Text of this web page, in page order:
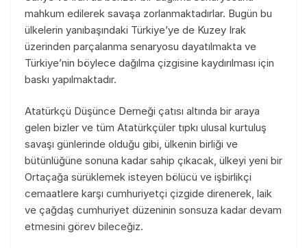
mahkum edilerek savaşa zorlanmaktadırlar. Bugün bu
ülkelerin yanıbaşındaki Türkiye’ye de Kuzey Irak
üzerinden parçalanma senaryosu dayatılmakta ve
Türkiye’nin böylece dağılma çizgisine kaydırılması için
baskı yapılmaktadır.
Atatürkçü Düşünce Derneği çatısı altında bir araya
gelen bizler ve tüm Atatürkçüler tıpkı ulusal kurtuluş
savaşı günlerinde olduğu gibi, ülkenin birliği ve
bütünlüğüne sonuna kadar sahip çıkacak, ülkeyi yeni bir
Ortaçağa sürüklemek isteyen bölücü ve işbirlikçi
cemaatlere karşı cumhuriyetçi çizgide direnerek, laik
ve çağdaş cumhuriyet düzeninin sonsuza kadar devam
etmesini görev bileceğiz.